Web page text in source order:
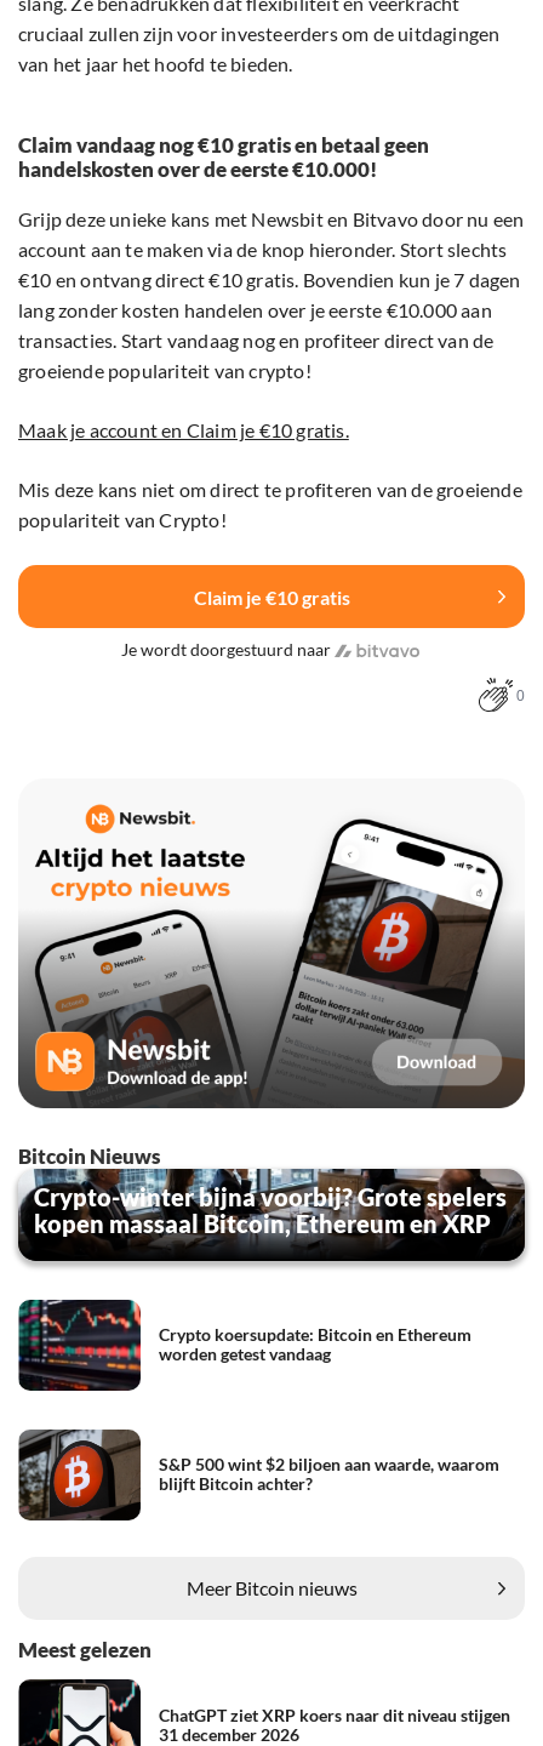
cruciaal zullen zijn voor investeerders om de uitdagingen
van het jaar het hoofd te bieden.
Claim vandaag nog €10 gratis en betaal geen
handelskosten over de eerste €10.000!
Grijp deze unieke kans met Newsbit en Bitvavo door nu een
account aan te maken via de knop hieronder. Stort slechts
€10 en ontvang direct €10 gratis. Bovendien kun je 7 dagen
lang zonder kosten handelen over je eerste €10.000 aan
transacties. Start vandaag nog en profiteer direct van de
groeiende populariteit van crypto!
Maak je account en Claim je €10 gratis.
Mis deze kans niet om direct te profiteren van de groeiende
populariteit van Crypto!
Claim je €10 gratis
Je wordt doorgestuurd naar
0
Bitcoin Nieuws
Crypto-winter bijna voorbij? Grote spelers
kopen massaal Bitcoin, Ethereum en XRP
Crypto koersupdate: Bitcoin en Ethereum
worden getest vandaag
S&P 500 wint $2 biljoen aan waarde, waarom
blijft Bitcoin achter?
Meer Bitcoin nieuws
Meest gelezen
ChatGPT ziet XRP koers naar dit niveau stijgen
31 december 2026